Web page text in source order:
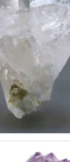
Cristal De Roche
145€